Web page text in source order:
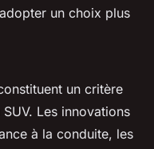
un choix plus
un critère
Les innovations
à la conduite, les